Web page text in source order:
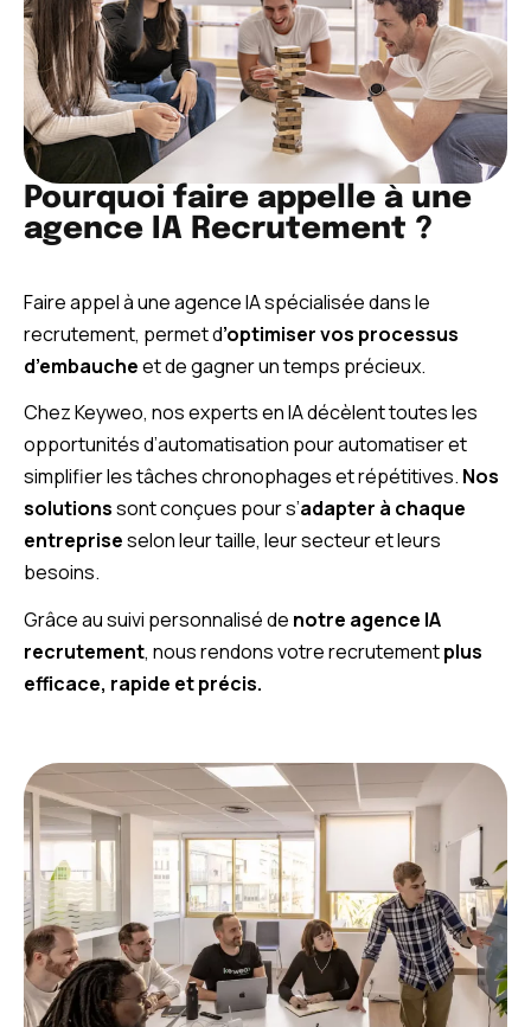
Pourquoi faire appelle à une
agence IA Recrutement ?
Faire appel à une agence IA spécialisée dans le
recrutement, permet d’optimiser vos processus
d’embaucheet de gagner un temps précieux.
Chez Keyweo, nos experts en IA décèlent toutes les
opportunités d’automatisation pour automatiser et
simplifier les tâches chronophages et répétitives. Nos
solutionssont conçues pour s’adapter à chaque
entrepriseselon leur taille, leur secteur et leurs
besoins.
Grâce au suivi personnalisé de notre agence IA
recrutement, nous rendons votre recrutementplus
efficace, rapide et précis.